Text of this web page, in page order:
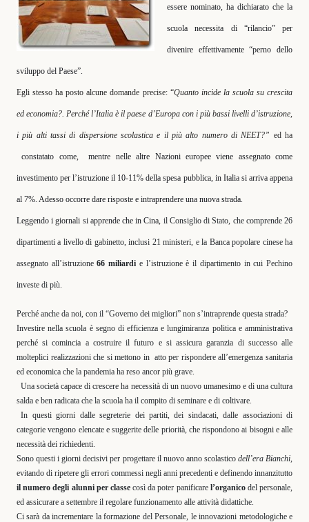
essere nominato, ha dichiarato che la
scuola necessita di “rilancio” per
divenire effettivamente “perno dello
sviluppo del Paese”.
Egli stesso ha posto alcune domande precise: “Quanto incide la scuola su crescita
ed economia?. Perché l’Italia è il paese d’Europa con i più bassi livelli d’istruzione,
i più alti tassi di dispersione scolastica e il più alto numero di NEET?” ed ha
constatato come, mentre nelle altre Nazioni europee viene assegnato come
investimento per l’istruzione il 10-11% della spesa pubblica, in Italia si arriva appena
al 7%. Adesso occorre dare risposte e intraprendere una nuova strada.
Leggendo i giornali si apprende che in Cina, il Consiglio di Stato, che comprende 26
dipartimenti a livello di gabinetto, inclusi 21 ministeri, e la Banca popolare cinese ha
assegnato all’istruzione66 miliardi e l’istruzione è il dipartimento in cui Pechino
investe di più.
Perché anche da noi, con il “Governo dei migliori” non s’intraprende questa strada?
Investire nella scuola è segno di efficienza e lungimiranza politica e amministrativa
perché si comincia a costruire il futuro e si assicura garanzia di successo alle
molteplici realizzazioni che si mettono in atto per rispondere all’emergenza sanitaria
ed economica che la pandemia ha reso ancor più grave.
Una società capace di crescere ha necessità di un nuovo umanesimo e di una cultura
salda e ben radicata che la scuola ha il compito di seminare e di coltivare.
In questi giorni dalle segreterie dei partiti, dei sindacati, dalle associazioni di
categorie vengono elencate e suggerite delle priorità, che rispondono ai bisogni e alle
necessità dei richiedenti.
Sono questi i giorni decisivi per progettare il nuovo anno scolastico dell’era Bianchi
evitando di ripetere gli errori commessi negli anni precedenti e definendo innanzitutto
il numero degli alunni per classecosì da poter panificare l’organico del personale,
ed assicurare a settembre il regolare funzionamento alle attività didattiche.
Ci sarà da incrementare la formazione del Personale, le innovazioni metodologiche e